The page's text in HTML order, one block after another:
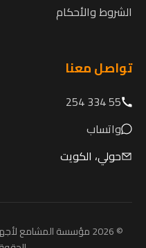
الشروط والأحكام
تواصل معنا
55 334 254
واتساب
حولي، الكويت
© 2026 مؤسسة المشامع